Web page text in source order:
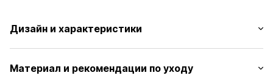
Дизайн и характеристики
Просторное основное отделение
Материал и рекомендации по уходу